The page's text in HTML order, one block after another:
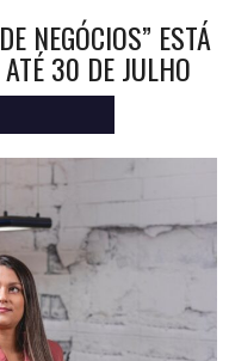
NEGÓCIOS” ESTÁ
30 DE JULHO